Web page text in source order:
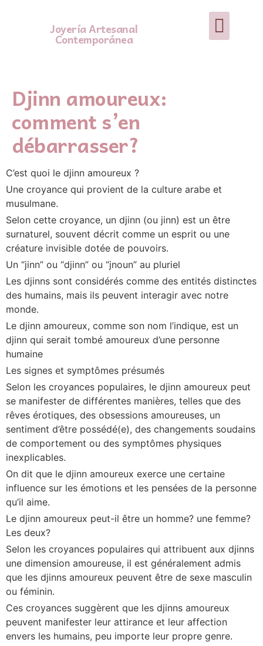
Joyería Artesanal
Contemporánea
Djinn amoureux:
comment s’en
débarrasser?
C’est quoi le djinn amoureux ?
Une croyance qui provient de la culture arabe et
musulmane.
Selon cette croyance, un djinn (ou jinn) est un être
surnaturel, souvent décrit comme un esprit ou une
créature invisible dotée de pouvoirs.
Un “jinn” ou “djinn” ou “jnoun” au pluriel
Les djinns sont considérés comme des entités distinctes
des humains, mais ils peuvent interagir avec notre
monde.
Le djinn amoureux, comme son nom l’indique, est un
djinn qui serait tombé amoureux d’une personne
humaine
Les signes et symptômes présumés
Selon les croyances populaires, le djinn amoureux peut
se manifester de différentes manières, telles que des
rêves érotiques, des obsessions amoureuses, un
sentiment d’être possédé(e), des changements soudains
de comportement ou des symptômes physiques
inexplicables.
On dit que le djinn amoureux exerce une certaine
influence sur les émotions et les pensées de la personne
qu’il aime.
Le djinn amoureux peut-il être un homme? une femme?
Les deux?
Selon les croyances populaires qui attribuent aux djinns
une dimension amoureuse, il est généralement admis
que les djinns amoureux peuvent être de sexe masculin
ou féminin.
Ces croyances suggèrent que les djinns amoureux
peuvent manifester leur attirance et leur affection
envers les humains, peu importe leur propre genre.